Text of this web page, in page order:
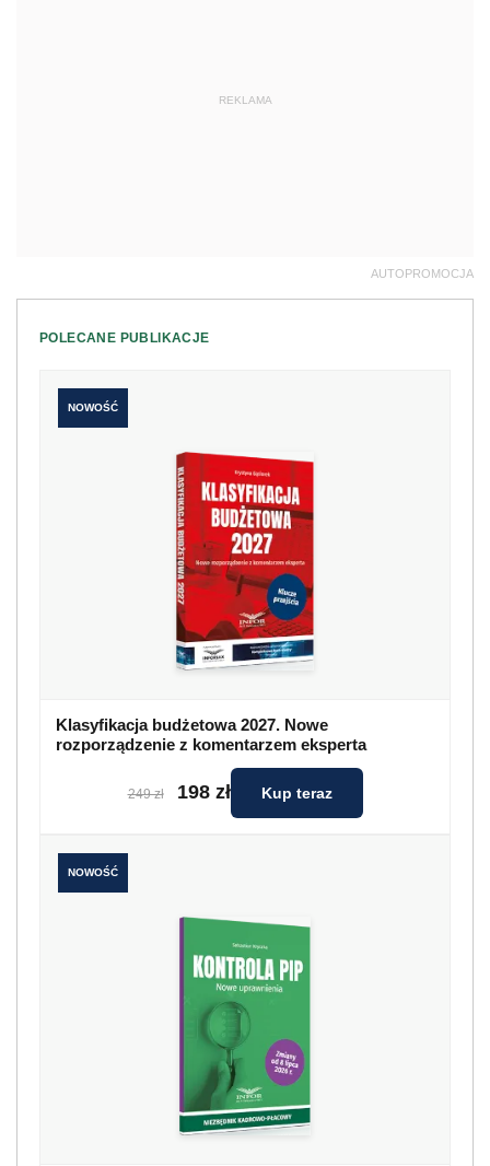
REKLAMA
AUTOPROMOCJA
POLECANE PUBLIKACJE
NOWOŚĆ
Klasyfikacja budżetowa 2027. Nowe
rozporządzenie z komentarzem eksperta
249 zł 198 zł Kup teraz
NOWOŚĆ